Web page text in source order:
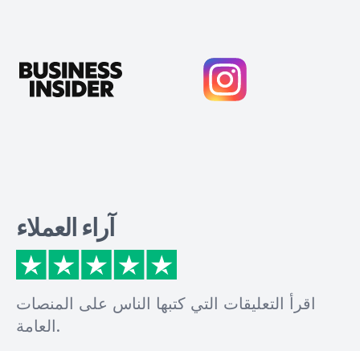
آراء العملاء
اقرأ التعليقات التي كتبها الناس على المنصات
العامة.